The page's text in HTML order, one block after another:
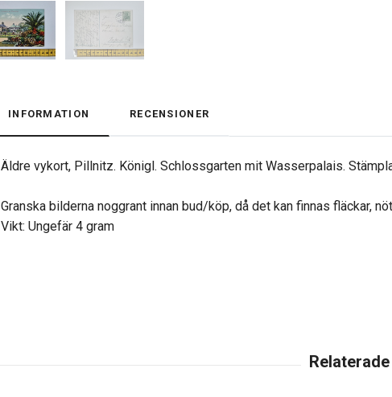
INFORMATION RECENSIONER
Äldre vykort, Pillnitz. Königl. Schlossgarten mit Wasserpalais.
Granska bilderna noggrant innan bud/köp, då det kan finnas fläckar,
Vikt: Ungefär 4 gram